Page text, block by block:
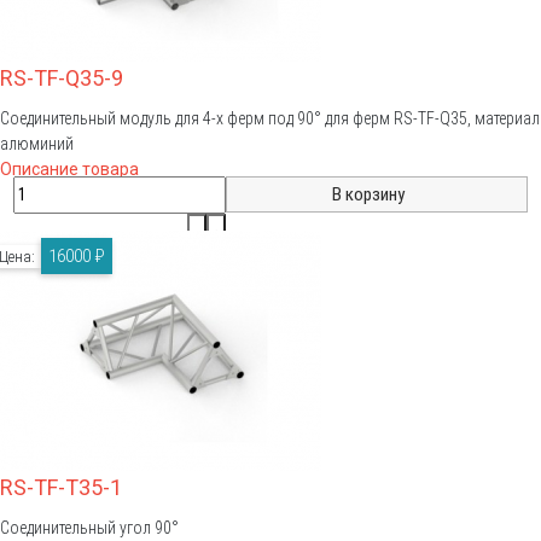
RS-TF-Q35-9
Соединительный модуль для 4-х ферм под 90° для ферм RS-TF-Q35, материал
алюминий
Описание товара
RS-TF-T35-1
Соединительный угол 90°
Цена: 16000 ₽